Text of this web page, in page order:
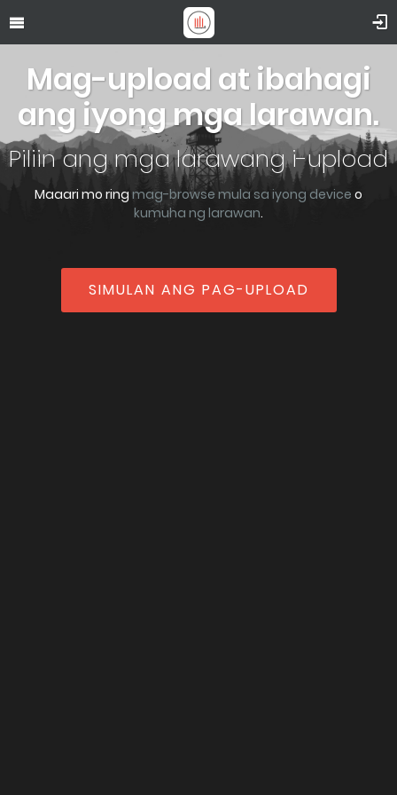
Mag-upload at ibahagi
ang iyong mga larawan.
Piliin ang mga larawang i-upload
Maaari mo ring mag-browse mula sa iyong device o
kumuha ng larawan.
SIMULAN ANG PAG-UPLOAD